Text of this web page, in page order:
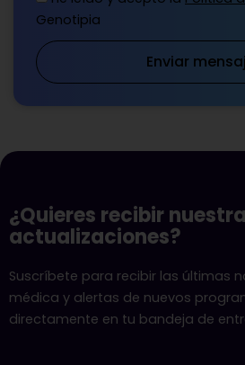
Genotipia
Enviar
¿Quieres recibir
actualizaciones?
Suscríbete para recibir las últimas
médica y alertas de nuevos
directamente en tu bandeja de